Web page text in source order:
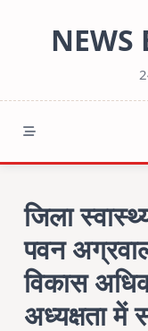
NEWS
जिला
पवन
विकास
अध्यक्षता में